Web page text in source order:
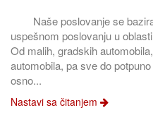
Naše poslovanje se
uspešnom poslovanju u
Od malih, gradskih
automobila, pa sve do
osno...
Nastavi sa čitanjem